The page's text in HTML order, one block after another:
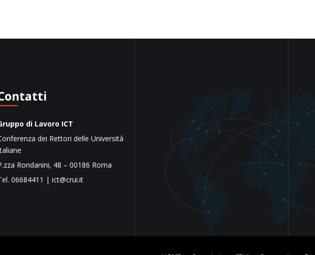
di Lavoro ICT
dei Rettori delle Università
Rondanini, 48 – 00186 Roma
06684411 | ict@crui.it